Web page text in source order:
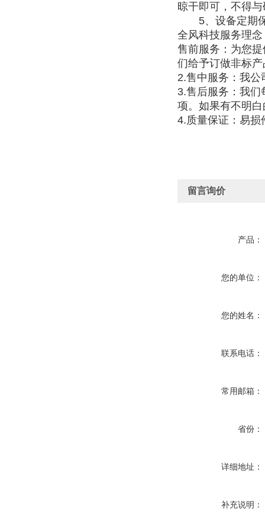
晾干即可，不得
5、设备定期保
全风科技服务理念
售前服务：为您
们给予订做非标
2.售中服务：我
3.售后服务：我
项。如果有不明
4.质量保证：易损
留言询价
产品：
您的单位：
您的姓名：
联系电话：
常用邮箱：
省份：
详细地址：
补充说明：